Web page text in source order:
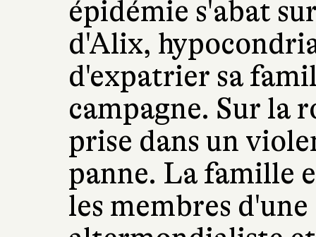
épidémie s'abat
d'Alix,
d'expatrier sa
campagne. Sur la
prise dans un
panne. La famille
les membres